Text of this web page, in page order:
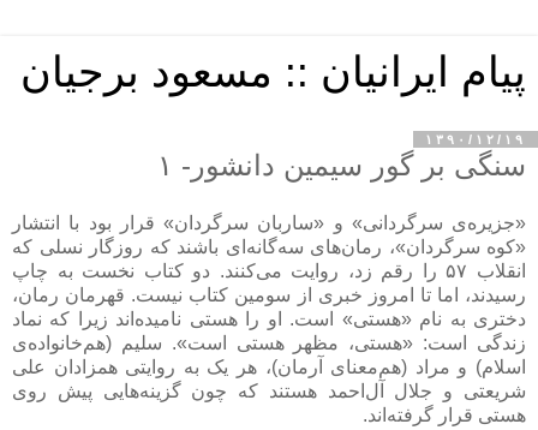
پیام ایرانیان :: مسعود برجیان
۱۳۹۰/۱۲/۱۹
سنگی بر گور سیمین دانشور- ۱
«جزیره‌ی سرگردانی» و «ساربان سرگردان» قرار بود با انتشار
«کوه سرگردان»، رمان‌های سه‌گانه‌ای باشند که روزگار نسلی که
انقلاب ۵۷ را رقم زد، روایت می‌کنند. دو کتاب نخست به چاپ
رسیدند، اما تا امروز خبری از سومین کتاب نیست. قهرمان رمان،
دختری به نام «هستی» است. او را هستی نامیده‌اند زیرا که نماد
زندگی است: «هستی، مظهر هستی است». سلیم (هم‌خانواده‌ی
اسلام) و مراد (هم‌معنای آرمان)، هر یک به روایتی همزادان علی
شریعتی و جلال آل‌احمد هستند که چون گزینه‌هایی پیش روی
هستی قرار گرفته‌اند.